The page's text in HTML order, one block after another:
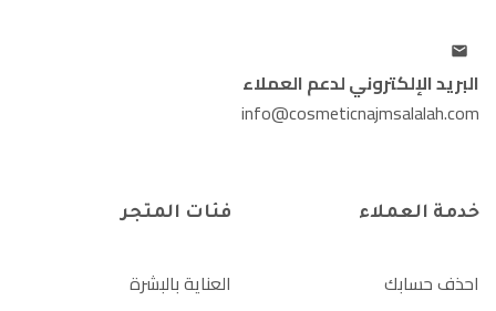
البريد الإلكتروني لدعم العملاء
info@cosmeticnajmsalalah.com
خدمة العملاء
احذف حسابك
فئات المتجر
العناية بالبشرة